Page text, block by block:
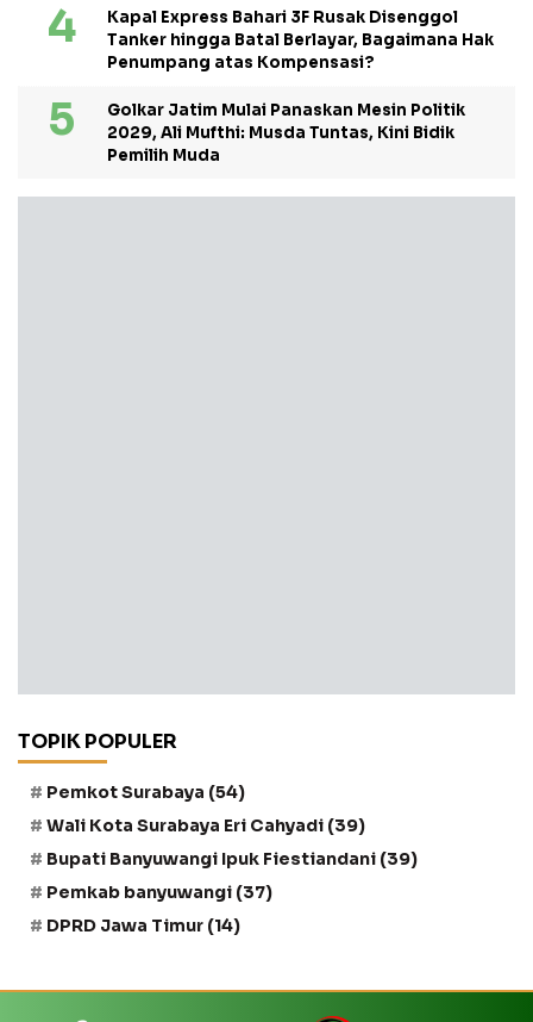
Kapal Express Bahari 3F Rusak Disenggol
Tanker hingga Batal Berlayar, Bagaimana Hak
Penumpang atas Kompensasi?
Golkar Jatim Mulai Panaskan Mesin Politik
2029, Ali Mufthi: Musda Tuntas, Kini Bidik
Pemilih Muda
TOPIK POPULER
Pemkot Surabaya (54)
Wali Kota Surabaya Eri Cahyadi (39)
Bupati Banyuwangi Ipuk Fiestiandani (39)
Pemkab banyuwangi (37)
DPRD Jawa Timur (14)